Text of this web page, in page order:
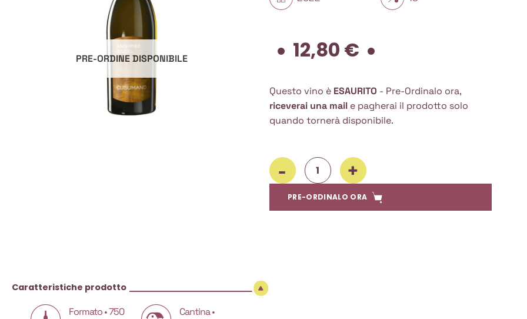
PRE-ORDINE DISPONIBILE 12,80 €
Questo vino è ESAURITO - Pre-Ordinalo ora,
riceverai una maile pagherai il prodotto solo
quando tornerà disponibile.
Cusumano, Angimbé 2022, 750 ml quantità
PRE-ORDINALO ORA
Caratteristiche prodotto
Formato • 750
Cantina •